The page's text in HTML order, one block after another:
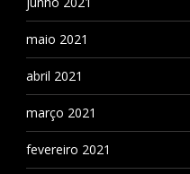
maio 2021
abril 2021
março 2021
fevereiro 2021